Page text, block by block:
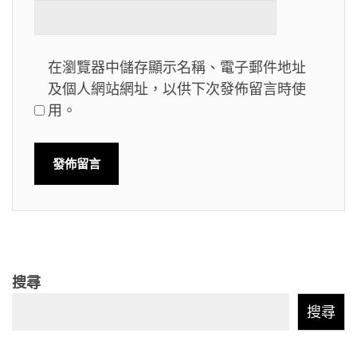
在瀏覽器中儲存顯示名稱、電子郵件地址
及個人網站網址，以供下次發佈留言時使
用。
搜尋
搜尋